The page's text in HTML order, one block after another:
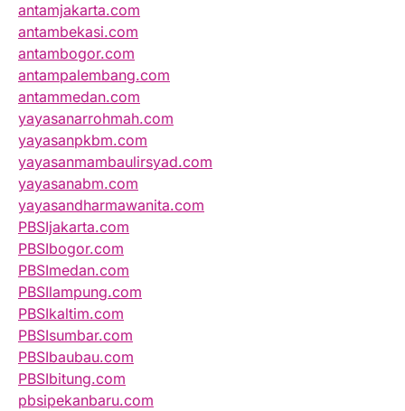
antamjakarta.com
antambekasi.com
antambogor.com
antampalembang.com
antammedan.com
yayasanarrohmah.com
yayasanpkbm.com
yayasanmambaulirsyad.com
yayasanabm.com
yayasandharmawanita.com
PBSIjakarta.com
PBSIbogor.com
PBSImedan.com
PBSIlampung.com
PBSIkaltim.com
PBSIsumbar.com
PBSIbaubau.com
PBSIbitung.com
pbsipekanbaru.com